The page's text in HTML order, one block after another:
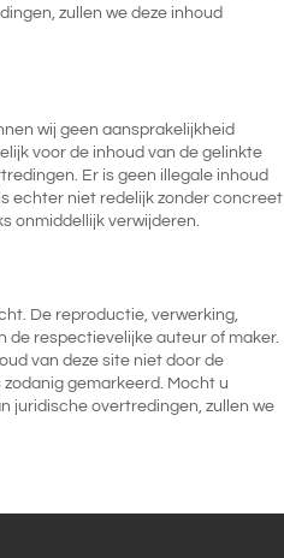
zullen we deze inhoud
wij geen aansprakelijkheid
voor de inhoud van de gelinkte
Er is geen illegale inhoud
echter niet redelijk zonder concreet
onmiddellijk verwijderen.
De reproductie, verwerking,
respectievelijke auteur of maker.
van deze site niet door de
gemarkeerd. Mocht u
juridische overtredingen, zullen we